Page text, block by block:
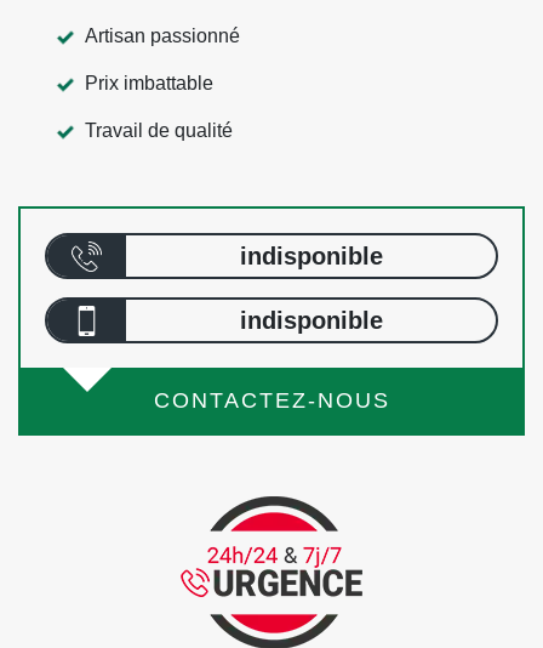
Artisan passionné
Prix imbattable
Travail de qualité
indisponible
indisponible
CONTACTEZ-NOUS